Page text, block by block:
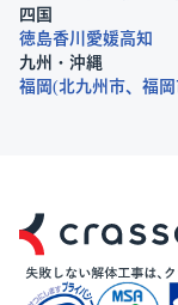
四国
徳島香川 愛媛高知
九州・沖縄
福岡 北九州市 福